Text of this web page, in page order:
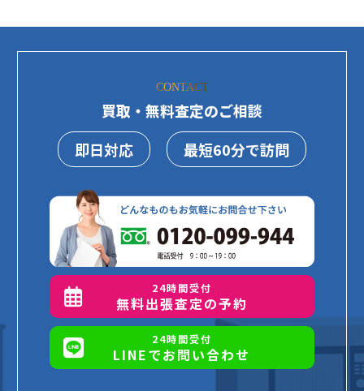
CONTACT
買取・無料査定のご相談
即日対応
最短60分で訪問
24時間受付
無料出張査定の予約
24時間受付
LINEでお問い合わせ